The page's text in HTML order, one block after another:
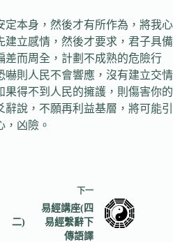
定本身，然後才有所作為，將我心
立感情，然後才要求，君子具備
差而周全，計劃不成熟的危險行
嚇則人民不會響應，沒有建立交情
果得不到人民的擁護，則傷害你的
說，不願再利益基層，將可能引
，凶險。
下一
易經講座(四
二) 易經繫辭下
傳語譯